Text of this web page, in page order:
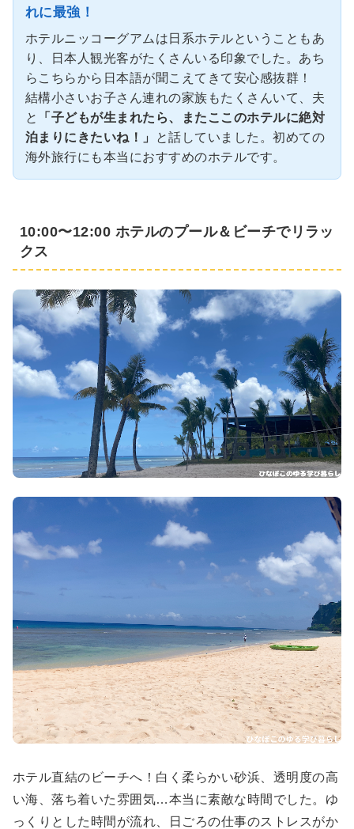
れに最強！
ホテルニッコーグアムは日系ホテルということもあ
り、日本人観光客がたくさんいる印象でした。あち
らこちらから日本語が聞こえてきて安心感抜群！
結構小さいお子さん連れの家族もたくさんいて、夫
と
「子どもが生まれたら、またここのホテルに絶対
泊まりにきたいね！」
と話していました。初めての
海外旅行にも本当におすすめのホテルです。
10:00〜12:00 ホテルのプール＆ビーチでリラッ
クス
ホテル直結のビーチへ！白く柔らかい砂浜、透明度の高
い海、落ち着いた雰囲気…本当に素敵な時間でした。ゆ
っくりとした時間が流れ、日ごろの仕事のストレスがか